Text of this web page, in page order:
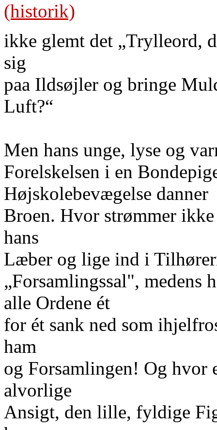
(historik)
ikke glemt det „Trylleord,
sig
paa Ildsøjler og bringe
Luft?“
Men hans unge, lyse og
Forelskelsen i en
Højskolebevægelse danner
Broen. Hvor strømmer
hans
Læber og lige ind i
„Forsamlingssal", medens
alle Ordene ét
for ét sank ned som
ham
og Forsamlingen! Og hvor
alvorlige
Ansigt, den lille, fyldige